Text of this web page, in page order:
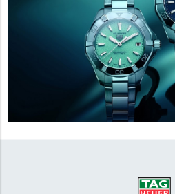
priemerom 36, 42 alebo 43
napovedá hodinky disponujú
. Na špičke radu
Aquaracer Professional 1000
1000 metrov.